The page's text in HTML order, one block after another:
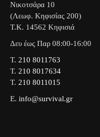
Νικοτσάρα 10
(Λεωφ. Κηφισίας 200)
Τ.Κ. 14562 Κηφισιά
Δευ έως Παρ 08:00-16:00
Τ. 210 8011763
Τ. 210 8017634
Τ. 210 8011015
Ε. info@survival.gr